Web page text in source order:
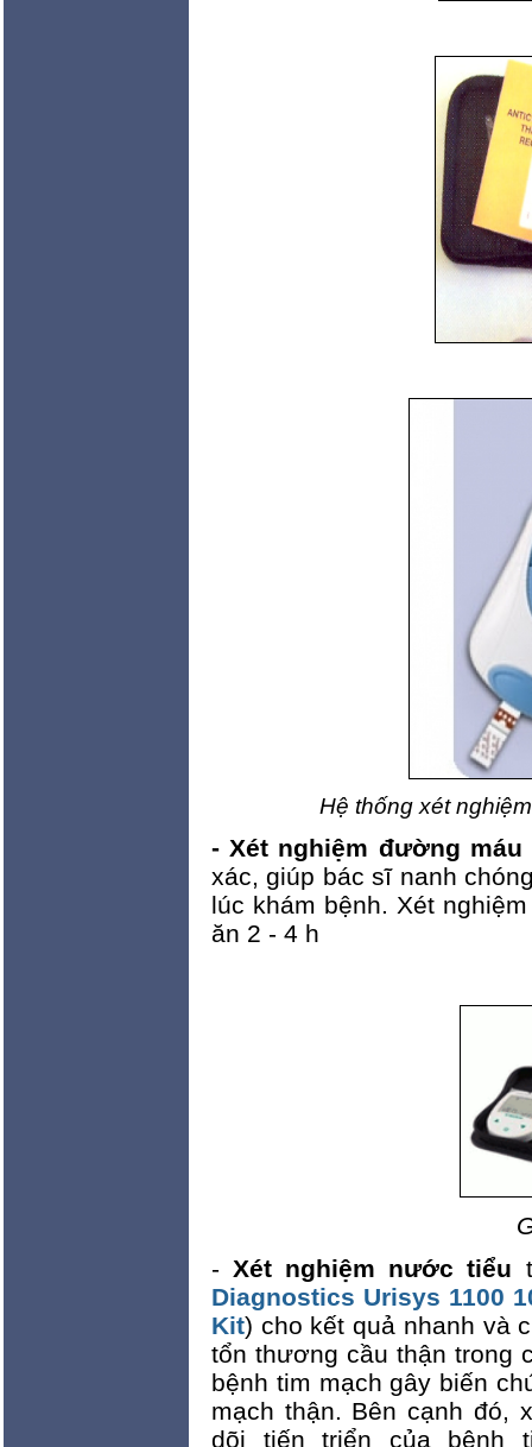
Hệ thống xét
- Xét nghiệm đường máu
xác, giúp bác sĩ nanh
lúc khám bệnh. Xét
ăn 2 - 4 h
-Xét nghiệm nước tiểu
Diagnostics Urisys 1100
Kit) cho kết quả nhanh và
tổn thương cầu thận trong
bệnh tim mạch gây biến
mạch thận. Bên cạnh đó,
dõi tiến triển của bệnh